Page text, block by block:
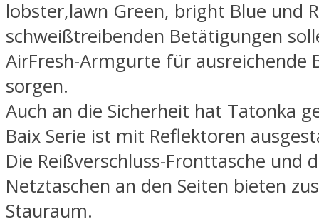
lobster,lawn Green, bright Blue und
schweißtreibenden Betätigungen
AirFresh-Armgurte für ausreichende
sorgen.
Auch an die Sicherheit hat Tatonka
Baix Serie ist mit Reflektoren
Die Reißverschluss-Fronttasche und
Netztaschen an den Seiten bieten
Stauraum.